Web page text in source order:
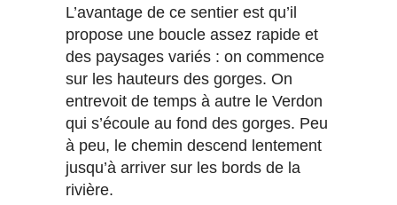
L’avantage de ce sentier est qu’il
propose une boucle assez rapide et
des paysages variés : on commence
sur les hauteurs des gorges. On
entrevoit de temps à autre le Verdon
qui s’écoule au fond des gorges. Peu
à peu, le chemin descend lentement
jusqu’à arriver sur les bords de la
rivière.